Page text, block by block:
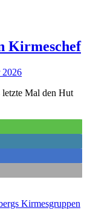
Kirmeschef
2026
letzte Mal den Hut